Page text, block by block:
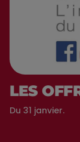
LES
Du 31 janvier.